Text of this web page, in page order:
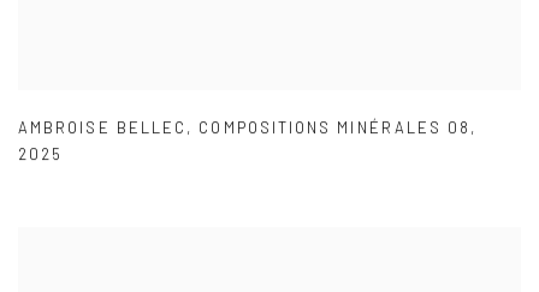
AMBROISE BELLEC , COMPOSITIONS MINÉRALES 08 ,
2025